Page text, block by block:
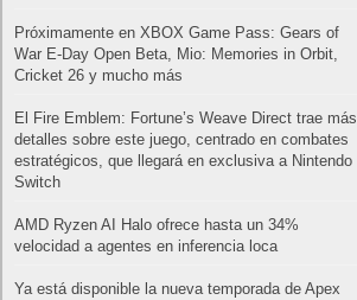
Próximamente en XBOX Game Pass: Gears of
War E-Day Open Beta, Mio: Memories in Orbit,
Cricket 26 y mucho más
El Fire Emblem: Fortune’s Weave Direct trae más
detalles sobre este juego, centrado en combates
estratégicos, que llegará en exclusiva a Nintendo
Switch
AMD Ryzen AI Halo ofrece hasta un 34%
velocidad a agentes en inferencia loca
Ya está disponible la nueva temporada de Apex